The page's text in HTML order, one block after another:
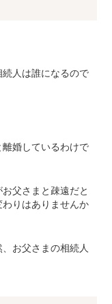
続人は誰になるので
婚しているわけで
父さまと疎遠だと
りはありませんか
お父さまの相続人